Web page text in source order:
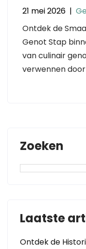
21 mei 2026 |
Ontdek de
Genot Stap
van culinair
verwennen
Zoeken
Laatste
Ontdek de